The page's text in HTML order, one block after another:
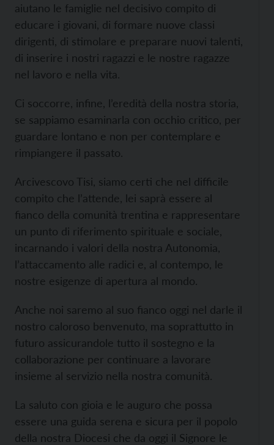
aiutano le famiglie nel decisivo compito di
educare i giovani, di formare nuove classi
dirigenti, di stimolare e preparare nuovi talenti,
di inserire i nostri ragazzi e le nostre ragazze
nel lavoro e nella vita.
Ci soccorre, infine, l’eredità della nostra storia,
se sappiamo esaminarla con occhio critico, per
guardare lontano e non per contemplare e
rimpiangere il passato.
Arcivescovo Tisi, siamo certi che nel difficile
compito che l’attende, lei saprà essere al
fianco della comunità trentina e rappresentare
un punto di riferimento spirituale e sociale,
incarnando i valori della nostra Autonomia,
l’attaccamento alle radici e, al contempo, le
nostre esigenze di apertura al mondo.
Anche noi saremo al suo fianco oggi nel darle il
nostro caloroso benvenuto, ma soprattutto in
futuro assicurandole tutto il sostegno e la
collaborazione per continuare a lavorare
insieme al servizio nella nostra comunità.
La saluto con gioia e le auguro che possa
essere una guida serena e sicura per il popolo
della nostra Diocesi che da oggi il Signore le